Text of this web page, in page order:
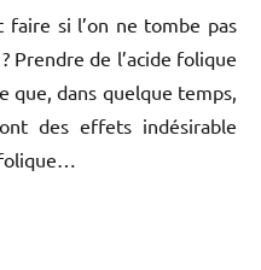
faire si l’on ne tombe pas
Prendre de l’acide folique
que, dans quelque temps,
des effets indésirable